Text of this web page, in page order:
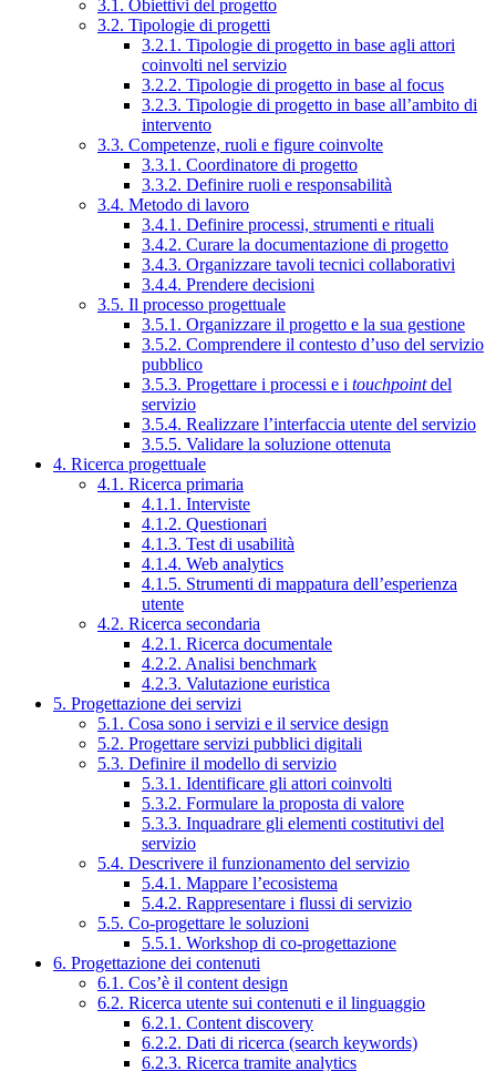
3.1. Obiettivi del progetto
3.2. Tipologie di progetti
3.2.1. Tipologie di progetto in base agli attori
coinvolti nel servizio
3.2.2. Tipologie di progetto in base al focus
3.2.3. Tipologie di progetto in base all’ambito di
intervento
3.3. Competenze, ruoli e figure coinvolte
3.3.1. Coordinatore di progetto
3.3.2. Definire ruoli e responsabilità
3.4. Metodo di lavoro
3.4.1. Definire processi, strumenti e rituali
3.4.2. Curare la documentazione di progetto
3.4.3. Organizzare tavoli tecnici collaborativi
3.4.4. Prendere decisioni
3.5. Il processo progettuale
3.5.1. Organizzare il progetto e la sua gestione
3.5.2. Comprendere il contesto d’uso del servizio
pubblico
3.5.3. Progettare i processi e i touchpointdel
servizio
3.5.4. Realizzare l’interfaccia utente del servizio
3.5.5. Validare la soluzione ottenuta
4. Ricerca progettuale
4.1. Ricerca primaria
4.1.1. Interviste
4.1.2. Questionari
4.1.3. Test di usabilità
4.1.4. Web analytics
4.1.5. Strumenti di mappatura dell’esperienza
utente
4.2. Ricerca secondaria
4.2.1. Ricerca documentale
4.2.2. Analisi benchmark
4.2.3. Valutazione euristica
5. Progettazione dei servizi
5.1. Cosa sono i servizi e il service design
5.2. Progettare servizi pubblici digitali
5.3. Definire il modello di servizio
5.3.1. Identificare gli attori coinvolti
5.3.2. Formulare la proposta di valore
5.3.3. Inquadrare gli elementi costitutivi del
servizio
5.4. Descrivere il funzionamento del servizio
5.4.1. Mappare l’ecosistema
5.4.2. Rappresentare i flussi di servizio
5.5. Co-progettare le soluzioni
5.5.1. Workshop di co-progettazione
6. Progettazione dei contenuti
6.1. Cos’è il content design
6.2. Ricerca utente sui contenuti e il linguaggio
6.2.1. Content discovery
6.2.2. Dati di ricerca (search keywords)
6.2.3. Ricerca tramite analytics